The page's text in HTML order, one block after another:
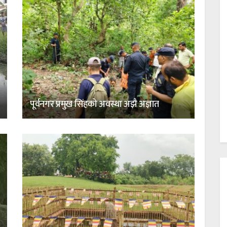
पूर्वनगर प्रमुख सिंहको अवस्था अझै अज्ञात